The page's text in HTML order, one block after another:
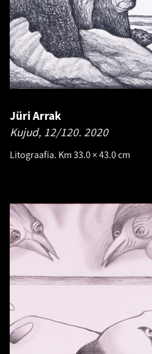
Jüri Arrak
Kujud, 12/120. 2020
Litograafia. Km 33.0 × 43.0 cm